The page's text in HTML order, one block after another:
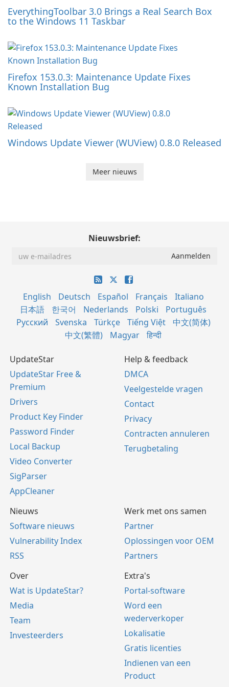
EverythingToolbar 3.0 Brings a Real Search Box
to the Windows 11 Taskbar
Firefox 153.0.3: Maintenance Update Fixes
Known Installation Bug
Windows Update Viewer (WUView) 0.8.0 Released
Meer nieuws
Nieuwsbrief:
English Deutsch Español Français
Italiano
日本語
한국어 Nederlands Polski
Português
Русский
Svenska Türkçe Tiếng Việt
中文(简体)
中文(繁體)
Magyar हिन्दी
UpdateStar
UpdateStar Free &
Premium
Drivers
Product Key Finder
Password Finder
Local Backup
Video Converter
SigParser
AppCleaner
Help & feedback
DMCA
Veelgestelde vragen
Contact
Privacy
Contracten annuleren
Terugbetaling
Nieuws
Software nieuws
Vulnerability Index
RSS
Werk met ons samen
Partner
Oplossingen voor OEM
Partners
Over
Wat is UpdateStar?
Media
Team
Investeerders
Extra's
Portal-software
Word een
wederverkoper
Lokalisatie
Gratis licenties
Indienen van een
Product